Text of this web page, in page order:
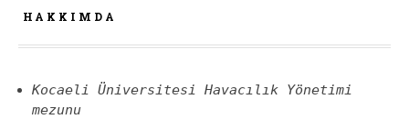
HAKKIMDA
Kocaeli Üniversitesi Havacılık Yönetimi
mezunu